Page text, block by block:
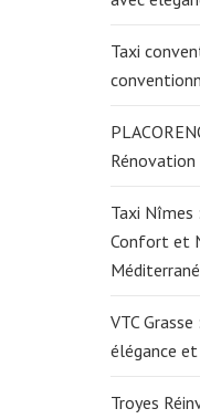
Taxi
Taxi Nîmes
Confort et
VTC
élégance
Troyes